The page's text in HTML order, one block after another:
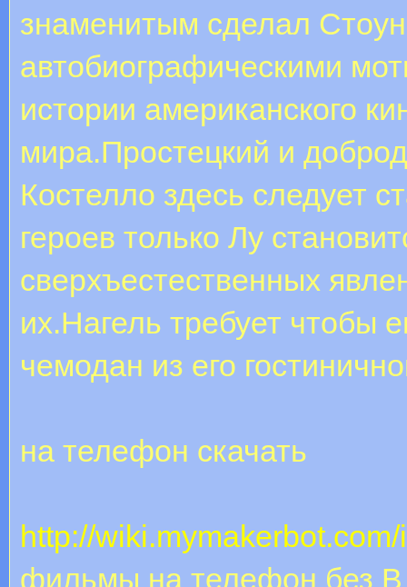
знаменитым сделал
автобиографическими
истории американского
мира.Простецкий и
Костелло здесь следует
героев только Лу
сверхъестественных
их.Нагель требует чтобы
чемодан из его
на телефон скачать
http://
фильмы на телефон без В